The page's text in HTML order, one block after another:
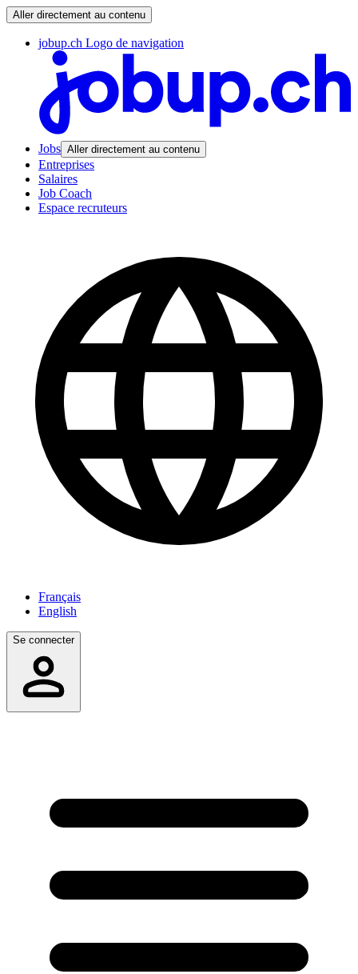
Aller directement au contenu
jobup.ch Logo de navigation
Jobs Aller directement au contenu
Entreprises
Salaires
Job Coach
Espace recruteurs
Français
English
Se connecter